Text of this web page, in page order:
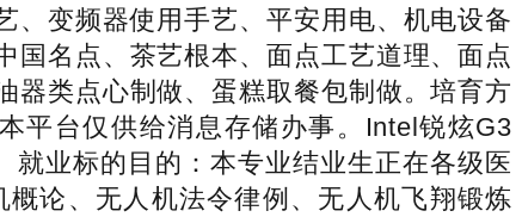
、变频器使用手艺、平安用电、机电设备
国名点、茶艺根本、面点工艺道理、面点
器类点心制做、蛋糕取餐包制做。培育方
平台仅供给消息存储办事。Intel锐炫G3
业标的目的：本专业结业生正在各级医
论、无人机法令律例、无人机飞翔锻炼